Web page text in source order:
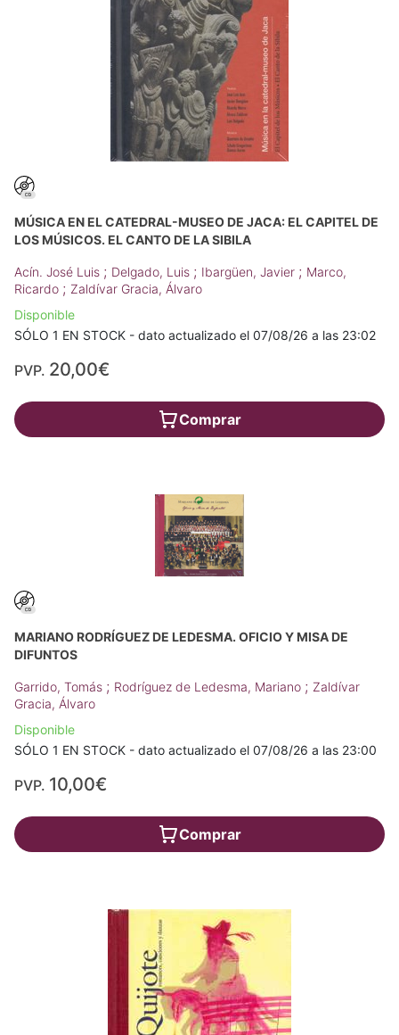
MÚSICA EN EL CATEDRAL-MUSEO DE JACA: EL CAPITEL DE
LOS MÚSICOS. EL CANTO DE LA SIBILA
Acín. José Luis ; Delgado, Luis ; Ibargüen, Javier ; Marco,
Ricardo ; Zaldívar Gracia, Álvaro
Disponible
SÓLO 1 EN STOCK - dato actualizado el 07/08/26 a las 23:02
PVP. 20,00€
Comprar
MARIANO RODRÍGUEZ DE LEDESMA. OFICIO Y MISA DE
DIFUNTOS
Garrido, Tomás ; Rodríguez de Ledesma, Mariano ; Zaldívar
Gracia, Álvaro
Disponible
SÓLO 1 EN STOCK - dato actualizado el 07/08/26 a las 23:00
PVP. 10,00€
Comprar